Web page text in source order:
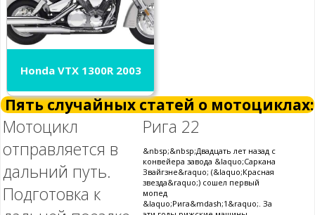
Honda VTX 1300R 2003
Пять случайных статей о мотоциклах:
Мотоцикл
отправляется в
дальний путь.
Подготовка к
Рига 22
&nbsp;&nbsp;Двадцать лет назад с
конвейера завода &laquo;Саркана
Звайгзне&raquo; (&laquo;Красная
звезда&raquo;) сошел первый
мопед
&laquo;Рига&mdash;1&raquo;. За